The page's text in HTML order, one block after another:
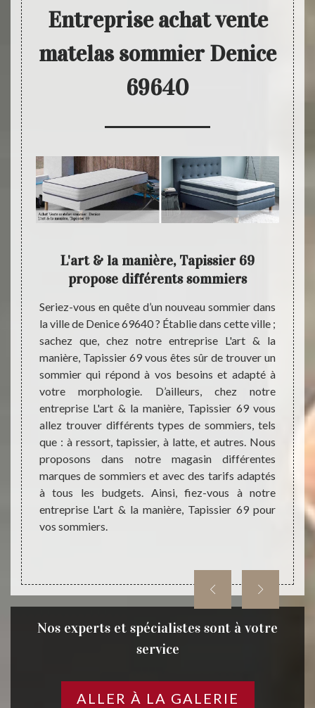
Entreprise achat vente
matelas sommier Denice
69640
de
à
un
à
vous
L'art & la manière, Tapissier 69
propose différents sommiers
Seriez-vous en quête d’un nouveau sommier dans
la ville de Denice 69640 ? Établie dans cette ville ;
sachez que, chez notre entreprise L'art & la
manière, Tapissier 69 vous êtes sûr de trouver un
sommier qui répond à vos besoins et adapté à
votre morphologie. D’ailleurs, chez notre
entreprise L'art & la manière, Tapissier 69 vous
allez trouver différents types de sommiers, tels
que : à ressort, tapissier, à latte, et autres. Nous
proposons dans notre magasin différentes
marques de sommiers et avec des tarifs adaptés
à tous les budgets. Ainsi, fiez-vous à notre
entreprise L'art & la manière, Tapissier 69 pour
vos sommiers.
pas
un
L'art
que
& la
qui
69 ;
Nos experts et spécialistes sont à votre
service
ALLER À LA GALERIE